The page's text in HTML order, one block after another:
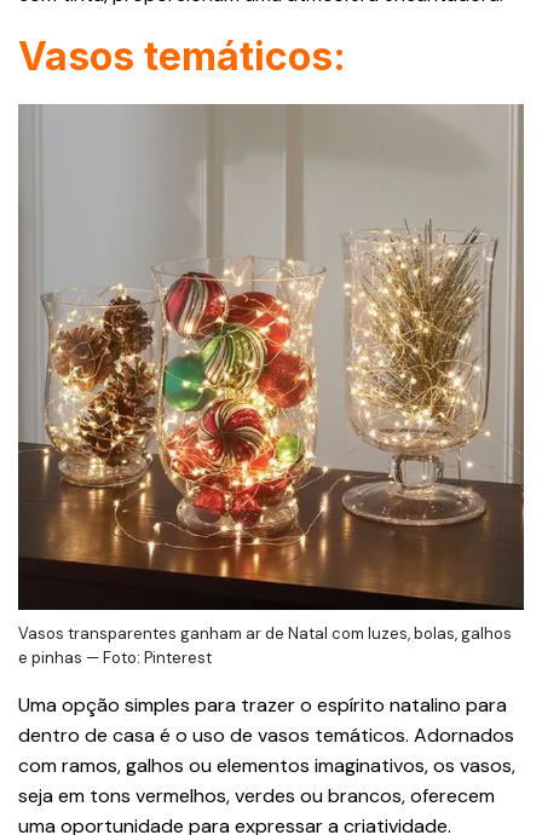
Vasos temáticos:
Vasos transparentes ganham ar de Natal com luzes, bolas, galhos
e pinhas — Foto: Pinterest
Uma opção simples para trazer o espírito natalino para
dentro de casa é o uso de vasos temáticos. Adornados
com ramos, galhos ou elementos imaginativos, os vasos,
seja em tons vermelhos, verdes ou brancos, oferecem
uma oportunidade para expressar a criatividade.